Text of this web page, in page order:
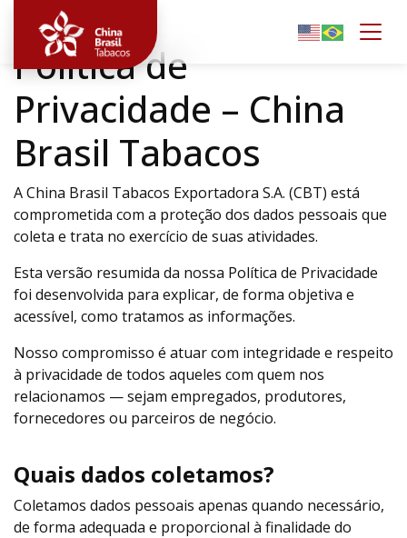
Política de
Privacidade – China
Brasil Tabacos
A China Brasil Tabacos Exportadora S.A. (CBT) está
comprometida com a proteção dos dados pessoais que
coleta e trata no exercício de suas atividades.
Esta versão resumida da nossa Política de Privacidade
foi desenvolvida para explicar, de forma objetiva e
acessível, como tratamos as informações.
Nosso compromisso é atuar com integridade e respeito
à privacidade de todos aqueles com quem nos
relacionamos — sejam empregados, produtores,
fornecedores ou parceiros de negócio.
Quais dados coletamos?
Coletamos dados pessoais apenas quando necessário,
de forma adequada e proporcional à finalidade do